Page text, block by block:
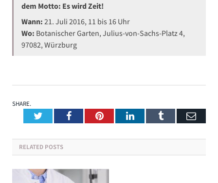
dem Motto: Es wird Zeit!
Wann: 21. Juli 2016, 11 bis 16 Uhr
Wo: Botanischer Garten, Julius-von-Sachs-Platz 4,
97082, Würzburg
SHARE.
TwitterFacebookPinterestLinkedInTumblr
RELATED POSTS